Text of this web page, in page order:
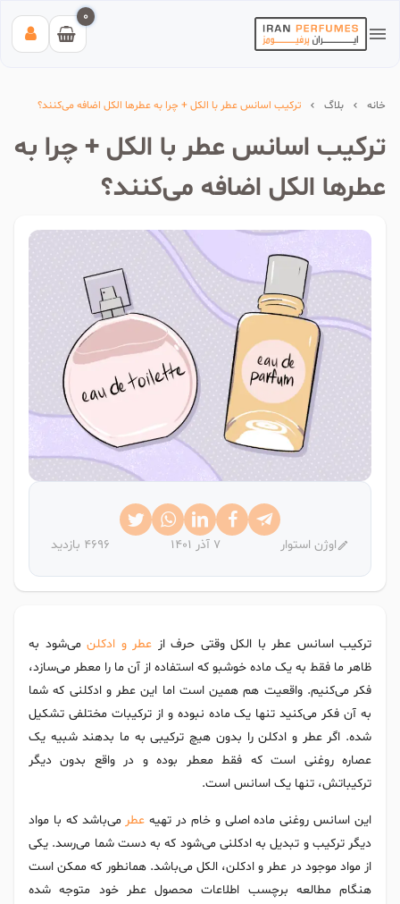
0
بیشترین جستجوی‌های اخیر:
#عطر زنانه بیک #اینوکتوس پاکورابان #بلک افغان
خانه بلاگ ترکیب اسانس عطر با الکل + چرا به عطرها الکل اضافه می‌کنند؟
ترکیب اسانس عطر با الکل + چرا به
عطرها الکل اضافه می‌کنند؟
اوژن استوار 7 آذر 1401 4696 بازدید
ترکیب اسانس عطر با الکل وقتی حرف از عطر و ادکلن می‌شود به
ظاهر ما فقط به یک ماده خوشبو که استفاده از آن ما را معطر می‌سازد،
فکر می‌کنیم. واقعیت هم همین است اما این عطر و ادکلنی که شما
به آن فکر می‌کنید تنها یک ماده نبوده و از ترکیبات مختلفی تشکیل
شده. اگر عطر و ادکلن را بدون هیچ ترکیبی به ما بدهند شبیه یک
عصاره روغنی است که فقط معطر بوده و در واقع بدون دیگر
ترکیباتش، تنها یک اسانس است.
این اسانس روغنی ماده اصلی و خام در تهیه عطر می‌باشد که با مواد
دیگر ترکیب و تبدیل به ادکلنی می‌شود که به دست شما می‌رسد. یکی
از مواد موجود در عطر و ادکلن، الکل می‌باشد. همانطور که ممکن است
هنگام مطالعه برچسب اطلاعات محصول عطر خود متوجه شده